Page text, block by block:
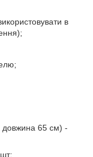
в
довжина 65 см) -